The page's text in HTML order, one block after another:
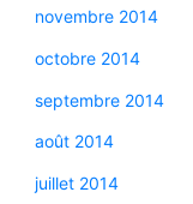
novembre 2014
octobre 2014
septembre 2014
août 2014
juillet 2014